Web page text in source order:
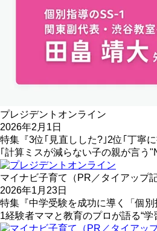
プレジデントオンライン
2026年2月1日
特集『3位｢見直しした?｣2位｢丁寧
｢計算ミスが減らない子の親が言う
マイナビ子育て（PR／タイアップ記
2026年1月23日
特集『中学受験を成功に導く「個
1経験者ママと教育のプロが語る“学